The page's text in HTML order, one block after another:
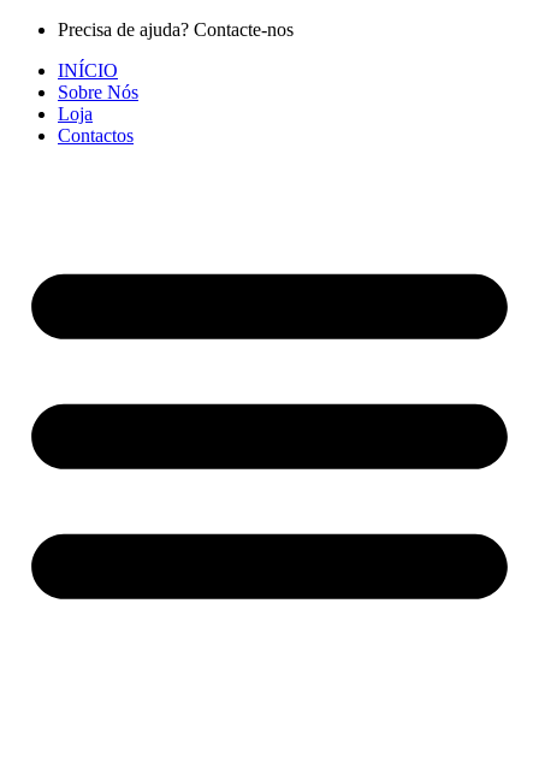
Pular
conteúdo
Precisa de ajuda? Contacte-nos
INÍCIO
Sobre Nós
Loja
Contactos